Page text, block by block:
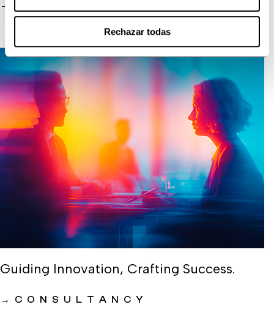
Rechazar todas
→
Guiding Innovation, Crafting Success.
→ CONSULTANCY